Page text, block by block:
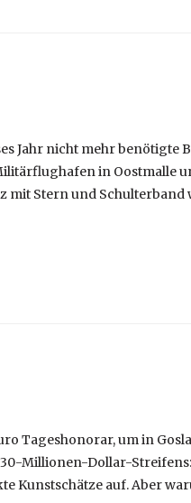
Jahr nicht mehr benötigte
in Oostmalle
mit Stern und Schulterband
Tageshonorar, um in
Millionen-Dollar-
Kunstschätze auf. Aber